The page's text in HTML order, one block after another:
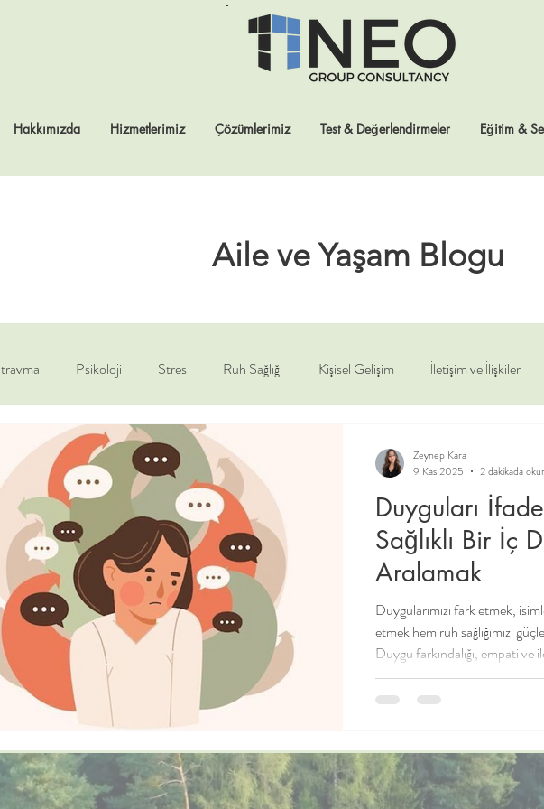
Hakkımızda Hizmetlerimiz Çözümlerimiz Test & Değerlendirmeler Eğitim &
Aile ve Yaşam Blogu
travma Psikoloji Stres Ruh Sağlığı Kişisel Gelişim İletişim ve İlişkiler
Çocuk Gelişimi Aile Danışmanlığı
Duyguları
Sağlıklı Bir İç
Aralamak
Duygularımızı fark etmek,
etmek hem ruh sağlığımızı
Duygu farkındalığı, empati ve
dengeyi sağlar.
Zeynep Kara
9 Kas 2025
2 dakikada